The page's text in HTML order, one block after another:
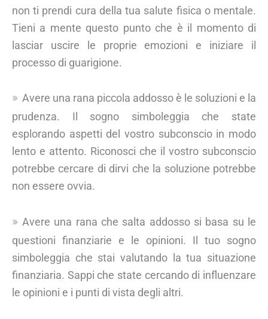
non ti prendi cura della tua salute fisica o mentale.
Tieni a mente questo punto che è il momento di
lasciar uscire le proprie emozioni e iniziare il
processo di guarigione.
Avere una rana piccola addosso è le soluzioni e la
prudenza. Il sogno simboleggia che state
esplorando aspetti del vostro subconscio in modo
lento e attento. Riconosci che il vostro subconscio
potrebbe cercare di dirvi che la soluzione potrebbe
non essere ovvia.
Avere una rana che salta addosso si basa su le
questioni finanziarie e le opinioni. Il tuo sogno
simboleggia che stai valutando la tua situazione
finanziaria. Sappi che state cercando di influenzare
le opinioni e i punti di vista degli altri.